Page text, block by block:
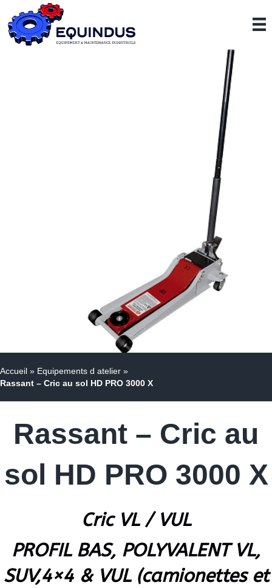
Accueil » Equipements d atelier »
Rassant – Cric au sol HD PRO 3000 X
Rassant – Cric au
sol HD PRO 3000 X
Cric VL / VUL
PROFIL BAS, POLYVALENT VL,
SUV,4×4 & VUL (camionettes et